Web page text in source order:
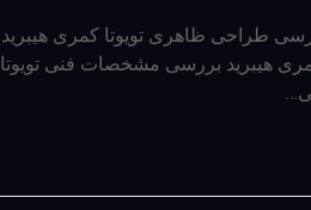
2015 در این مقاله: بررسی طراحی ظاهری تویوتا کمری هیبرید
هیبرید بررسی مشخصات فنی تویوتا